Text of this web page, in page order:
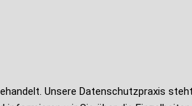
Unsere Datenschutzpraxis